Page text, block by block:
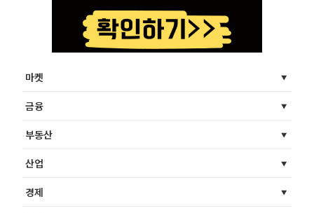
마켓
금융
부동산
산업
경제